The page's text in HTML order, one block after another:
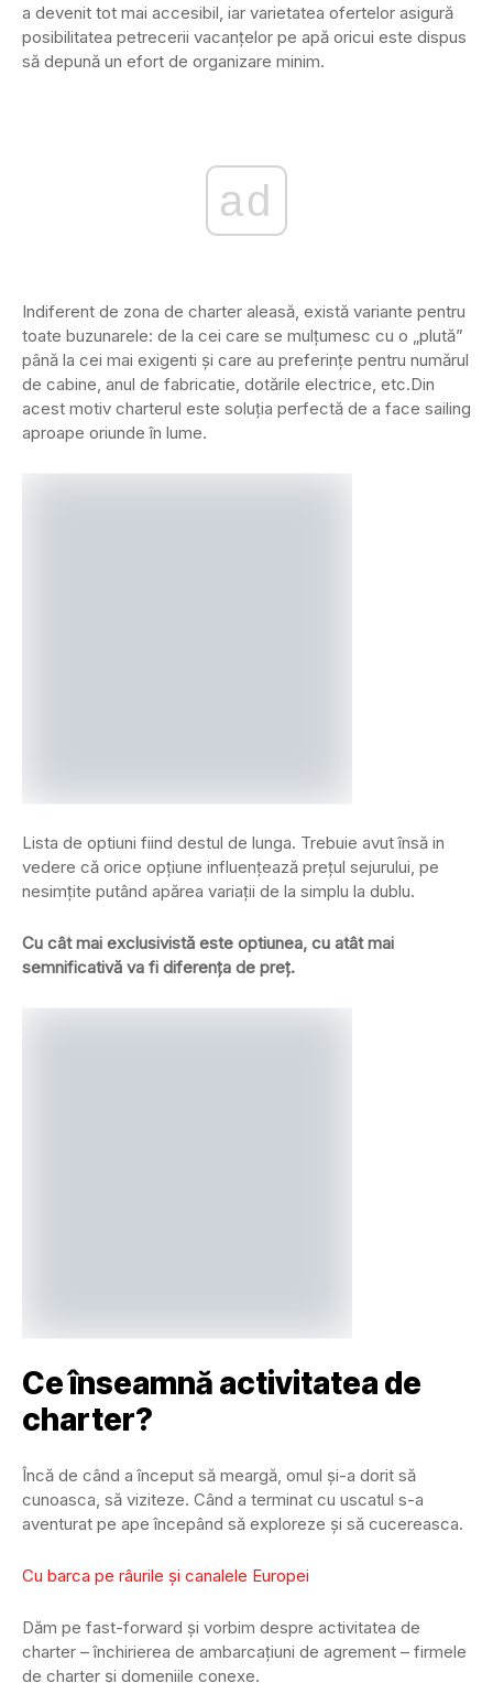
a devenit tot mai accesibil, iar varietatea ofertelor asigură
posibilitatea petrecerii vacanțelor pe apă oricui este dispus
să depună un efort de organizare minim.
ad
Indiferent de zona de charter aleasă, există variante pentru
toate buzunarele: de la cei care se mulțumesc cu o „plută”
până la cei mai exigenti și care au preferințe pentru numărul
de cabine, anul de fabricatie, dotările electrice, etc.Din
acest motiv charterul este soluția perfectă de a face sailing
aproape oriunde în lume.
Lista de optiuni fiind destul de lunga. Trebuie avut însă in
vedere că orice opțiune influențează prețul sejurului, pe
nesimțite putând apărea variații de la simplu la dublu.
Cu cât mai exclusivistă este optiunea, cu atât mai
semnificativă va fi diferența de preț.
Ce înseamnă activitatea de
charter?
Încă de când a început să meargă, omul și-a dorit să
cunoasca, să viziteze. Când a terminat cu uscatul s-a
aventurat pe ape începând să exploreze și să cucereasca.
Cu barca pe râurile și canalele Europei
Dăm pe fast-forward și vorbim despre activitatea de
charter – închirierea de ambarcațiuni de agrement – firmele
de charter și domeniile conexe.